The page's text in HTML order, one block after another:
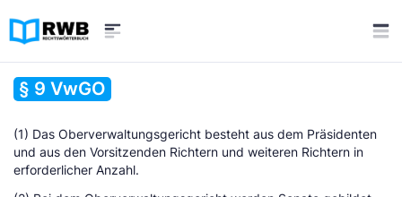
§ 9 VwGO
(1) Das Oberverwaltungsgericht besteht aus dem Präsidenten
und aus den Vorsitzenden Richtern und weiteren Richtern in
erforderlicher Anzahl.